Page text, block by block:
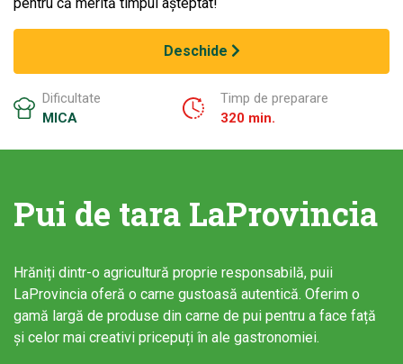
Deschide
Dificultate
MICA
Timp de preparare
320 min.
Pui de tara LaProvincia
Hrăniți dintr-o agricultură proprie responsabilă, puii
LaProvincia oferă o carne gustoasă autentică. Oferim o
gamă largă de produse din carne de pui pentru a face față
și celor mai creativi pricepuți în ale gastronomiei.